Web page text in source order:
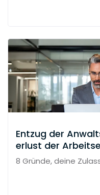
Entzug der
erlust der
8 Gründe, deine